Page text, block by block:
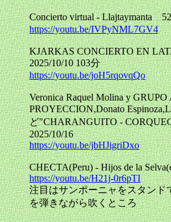
Concierto virtual - Llajtaymanta
https://youtu.be/IVPyNML7GV4
KJARKAS CONCIERTO EN
2025/10/10 103分
https://youtu.be/joH5rqovqQo
Veronica Raquel Molina y
PROYECCION,Donato
ど"CHARANGUITO -
2025/10/16
https://youtu.be/jbHJigriDxo
CHECTA(Peru) - Hijos de la
https://youtu.be/H21j-0r6pTI
注目はサンポーニャをスタンド
を弾きながら吹くところ